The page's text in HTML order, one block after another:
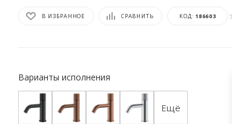
В ИЗБРАННОЕ СРАВНИТЬ КОД: 186603
Варианты исполнения
Ещё